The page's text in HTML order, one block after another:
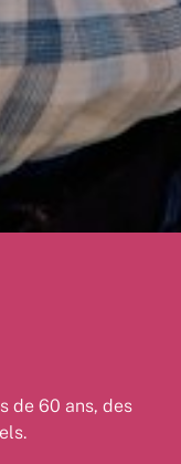
de 60 ans, des